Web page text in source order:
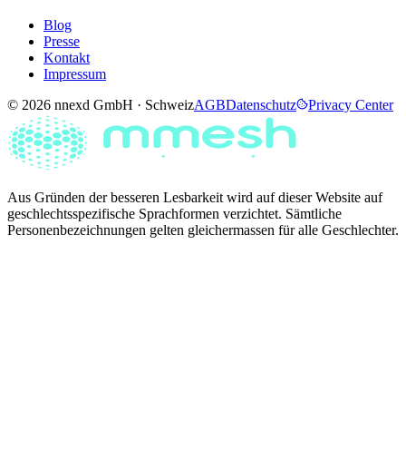
Blog
Presse
Kontakt
Impressum
© 2026 nnexd GmbH · SchweizAGBDatenschutz Privacy Center
Aus Gründen der besseren Lesbarkeit wird auf dieser Website auf
geschlechtsspezifische Sprachformen verzichtet. Sämtliche
Personenbezeichnungen gelten gleichermassen für alle Geschlechter.